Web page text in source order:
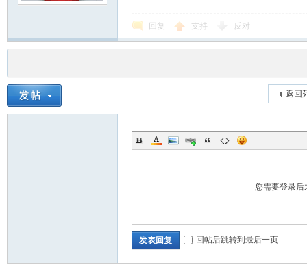
回复 支持 反对
返回
您需要登录
发表回复 回帖后跳转到最后一页